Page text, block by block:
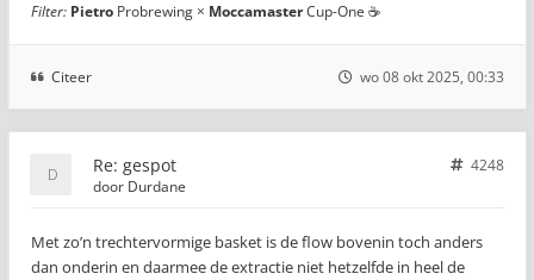
Filter: Pietro Probrewing × MoccamasterCup-One ☕
Citeer wo 08 okt 2025, 00:33
Re: gespot
4248
door Durdane
Met zo’n trechtervormige basket is de flow bovenin toch anders
dan onderin en daarmee de extractie niet hetzelfde in heel de